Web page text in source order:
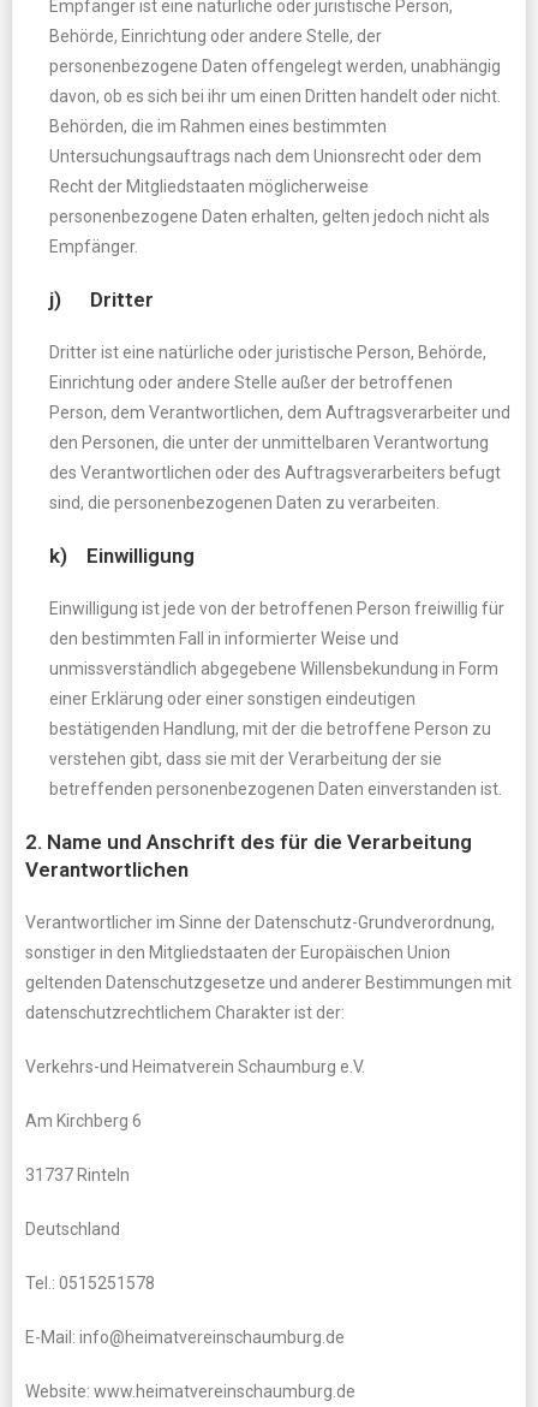
Empfänger ist eine natürliche oder juristische Person,
Behörde, Einrichtung oder andere Stelle, der
personenbezogene Daten offengelegt werden, unabhängig
davon, ob es sich bei ihr um einen Dritten handelt oder nicht.
Behörden, die im Rahmen eines bestimmten
Untersuchungsauftrags nach dem Unionsrecht oder dem
Recht der Mitgliedstaaten möglicherweise
personenbezogene Daten erhalten, gelten jedoch nicht als
Empfänger.
j) Dritter
Dritter ist eine natürliche oder juristische Person, Behörde,
Einrichtung oder andere Stelle außer der betroffenen
Person, dem Verantwortlichen, dem Auftragsverarbeiter und
den Personen, die unter der unmittelbaren Verantwortung
des Verantwortlichen oder des Auftragsverarbeiters befugt
sind, die personenbezogenen Daten zu verarbeiten.
k) Einwilligung
Einwilligung ist jede von der betroffenen Person freiwillig für
den bestimmten Fall in informierter Weise und
unmissverständlich abgegebene Willensbekundung in Form
einer Erklärung oder einer sonstigen eindeutigen
bestätigenden Handlung, mit der die betroffene Person zu
verstehen gibt, dass sie mit der Verarbeitung der sie
betreffenden personenbezogenen Daten einverstanden ist.
2. Name und Anschrift des für die Verarbeitung
Verantwortlichen
Verantwortlicher im Sinne der Datenschutz-Grundverordnung,
sonstiger in den Mitgliedstaaten der Europäischen Union
geltenden Datenschutzgesetze und anderer Bestimmungen mit
datenschutzrechtlichem Charakter ist der:
Verkehrs-und Heimatverein Schaumburg e.V.
Am Kirchberg 6
31737 Rinteln
Deutschland
Tel.: 0515251578
E-Mail: info@heimatvereinschaumburg.de
Website: www.heimatvereinschaumburg.de